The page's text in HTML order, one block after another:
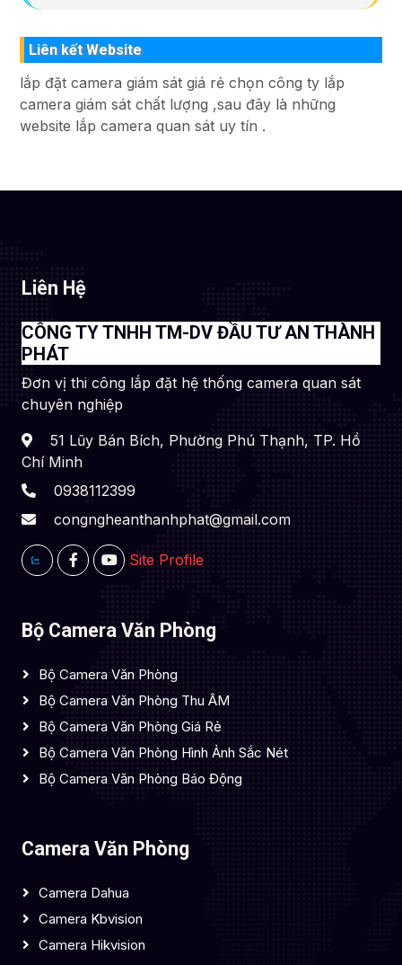
Liên kết Website
lắp đặt camera giám sát giá rẻ chọn công ty lắp
camera giám sát chất lượng ,sau đây là những
website lắp camera quan sát uy tín .
Liên Hệ
CÔNG TY TNHH TM-DV ĐẦU TƯ AN THÀNH
PHÁT
Đơn vị thi công lắp đặt hệ thống camera quan sát
chuyên nghiệp
51 Lũy Bán Bích, Phường Phú Thạnh, TP. Hồ
Chí Minh
0938112399
congngheanthanhphat@gmail.com
Site Profile
Bộ Camera Văn Phòng
Bộ Camera Văn Phòng
Bộ Camera Văn Phòng Thu ÂM
Bộ Camera Văn Phòng Giá Rẻ
Bộ Camera Văn Phòng Hình Ảnh Sắc Nét
Bộ Camera Văn Phòng Báo Động
Camera Văn Phòng
Camera Dahua
Camera Kbvision
Camera Hikvision